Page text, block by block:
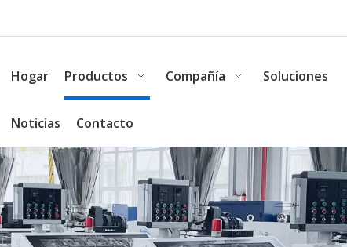
Hogar Productos Compañía Soluciones
Noticias Contacto